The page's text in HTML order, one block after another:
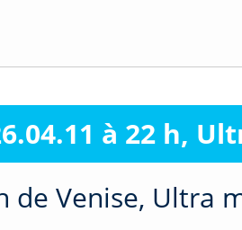
à 22 h,
de Venise, Ultra